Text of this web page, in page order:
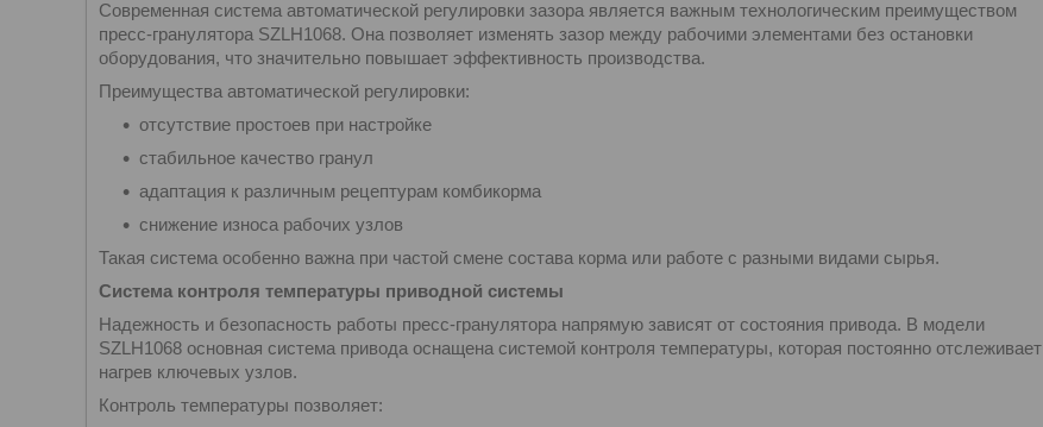
Современная система автоматической регулировки зазора является важным технологическим преимуществом
пресс-гранулятора SZLH1068. Она позволяет изменять зазор между рабочими элементами без остановки
оборудования, что значительно повышает эффективность производства.
Преимущества автоматической регулировки:
отсутствие простоев при настройке
стабильное качество гранул
адаптация к различным рецептурам комбикорма
снижение износа рабочих узлов
Такая система особенно важна при частой смене состава корма или работе с разными видами сырья.
Система контроля температуры приводной системы
Надежность и безопасность работы пресс-гранулятора напрямую зависят от состояния привода. В модели
SZLH1068 основная система привода оснащена системой контроля температуры, которая постоянно отслеживает
нагрев ключевых узлов.
Контроль температуры позволяет: